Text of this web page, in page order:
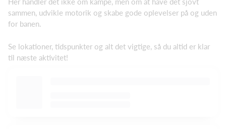
sammen, udvikle motorik og skabe gode oplevelser på og uden
for banen.
Se lokationer, tidspunkter og alt det vigtige, så du altid er klar
til næste aktivitet!